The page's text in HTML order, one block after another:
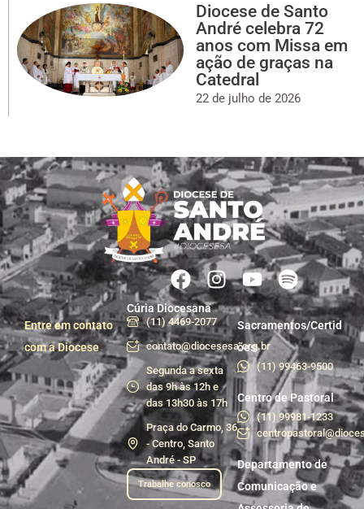
Diocese de Santo
André celebra 72
anos com Missa em
ação de graças na
Catedral
22 de julho de 2026
Entre em contato
com a Diocese
Cúria Diocesana
(11) 4469-2077
contato@diocesesa.org.br
Segunda a sexta
das 9h às 12h e
das 13h30 às 17h
Praça do Carmo, 36
- Centro, Santo
André - SP
Trabalhe conosco
Sacramentos/Certid
ões
(11) 99463-9500
Centro de Pastoral
(11) 99981-1233
Departamento de
Comunicação e